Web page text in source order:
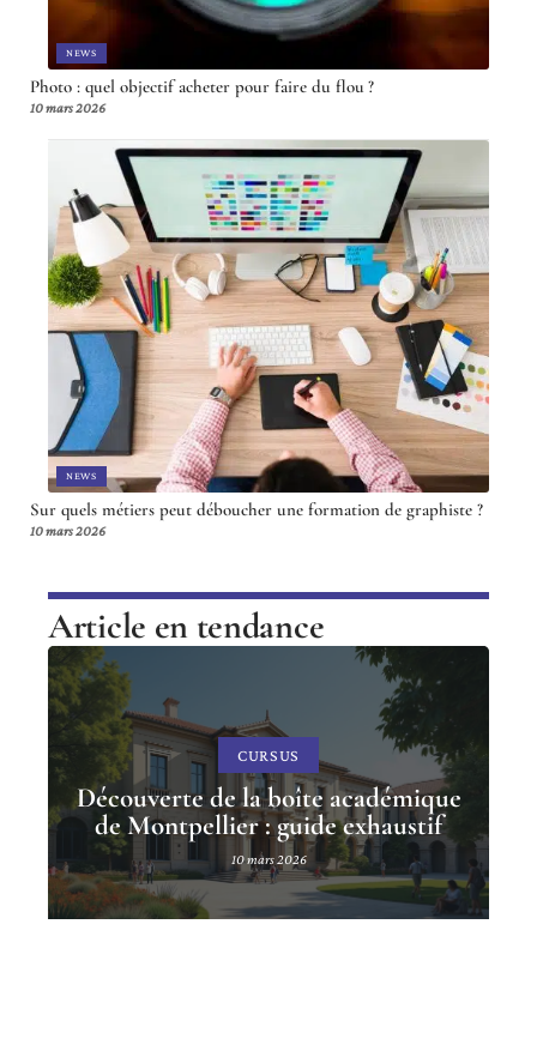
NEWS
Photo : quel objectif acheter pour faire du flou ?
10 mars 2026
NEWS
Sur quels métiers peut déboucher une formation de graphiste ?
10 mars 2026
Article en tendance
CURSUS
Découverte de la boîte académique
de Montpellier : guide exhaustif
10 mars 2026